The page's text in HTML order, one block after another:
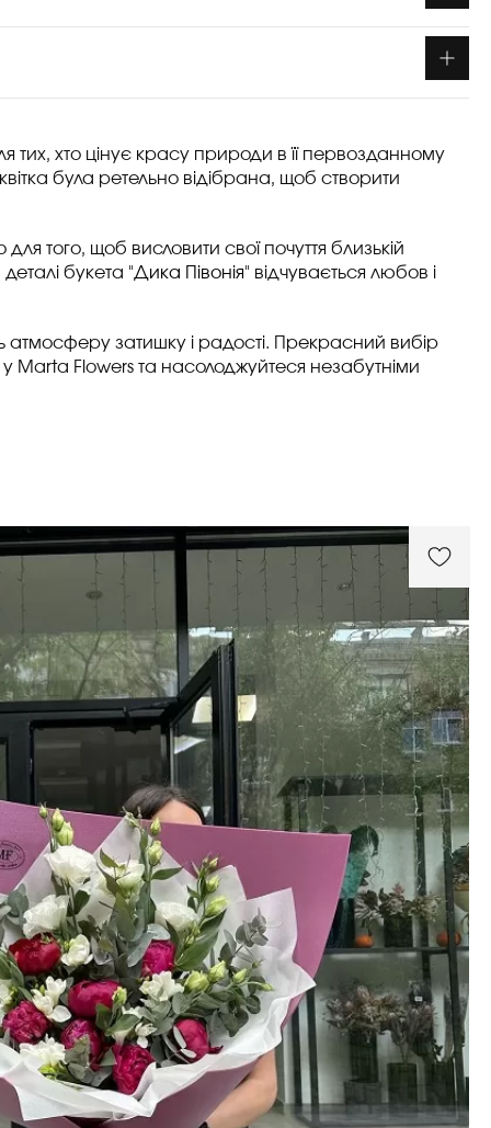
тих, хто цінує красу природи в її первозданному
була ретельно відібрана, щоб створити
того, щоб висловити свої почуття близькій
букета "Дика Півонія" відчувається любов і
атмосферу затишку і радості. Прекрасний вибір
у Marta Flowers та насолоджуйтеся незабутніми